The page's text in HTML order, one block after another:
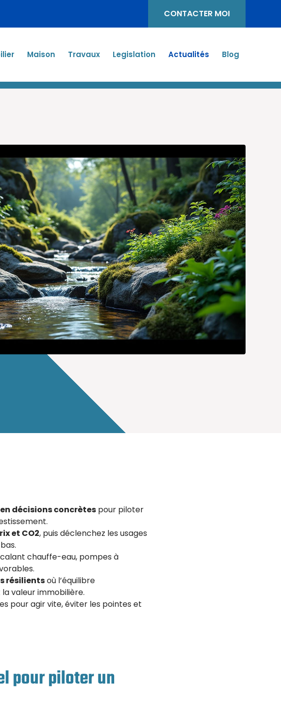
CONTACTER MOI
Maison Travaux Legislation Actualités Blog
décisions concrètes pour piloter
et CO2, puis déclenchez les usages
chauffe-eau, pompes à
résilientsoù l’équilibre
valeur immobilière.
pour agir vite, éviter les pointes et
pour piloter un